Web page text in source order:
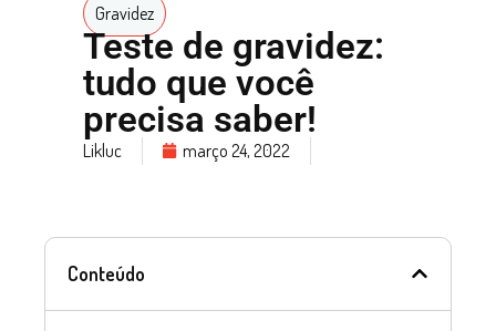
Gravidez
Teste de gravidez:
tudo que você
precisa saber!
Likluc março 24, 2022
Conteúdo